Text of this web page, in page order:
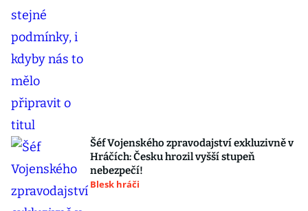
Šéf Vojenského zpravodajství exkluzivně v
Hráčích: Česku hrozil vyšší stupeň
nebezpečí!
Blesk hráči